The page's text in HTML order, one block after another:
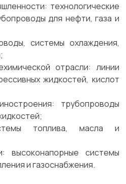
технологические
для нефти, газа и
системы охлаждения,
отрасли: линии
жидкостей, кислот
трубопроводы
топлива, масла и
высоконапорные системы
и газоснабжения.